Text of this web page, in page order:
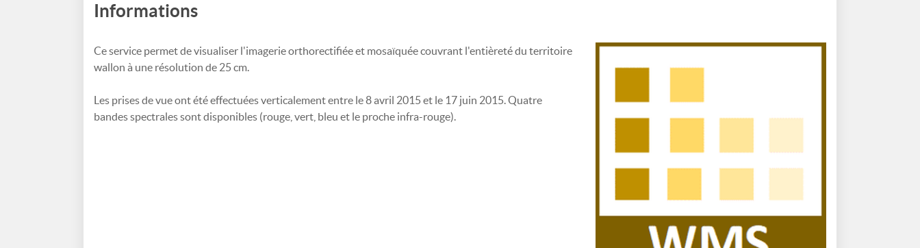
Informations
Ce service permet de visualiser l'imagerie orthorectifiée et mosaïquée couvrant l'entièreté du territoire
wallon à une résolution de 25 cm.
Les prises de vue ont été effectuées verticalement entre le 8 avril 2015 et le 17 juin 2015. Quatre
bandes spectrales sont disponibles (rouge, vert, bleu et le proche infra-rouge).